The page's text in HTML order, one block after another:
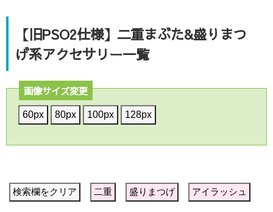
【旧PSO2仕様】二重まぶた&盛りまつ
げ系アクセサリー一覧
画像サイズ変更
60px 80px 100px 128px
検索欄をクリア 二重 盛りまつげ アイラッシュ